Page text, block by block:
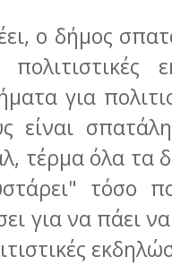
ο δήμος
για
είναι
τέρμα όλα τα
τόσο
για να πάει